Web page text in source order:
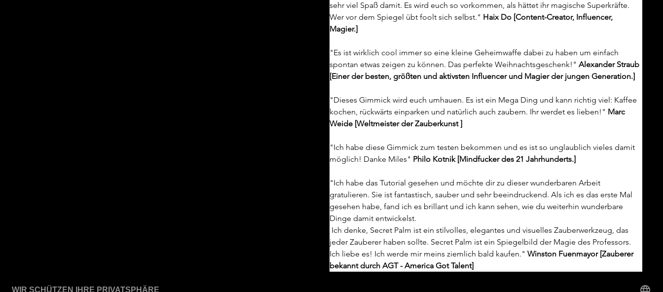
sehr viel Spaß damit. Es wird euch so vorkommen, als hättet ihr magische Superkräfte.
Wer vor dem Spiegel übt foolt sich selbst." Haix Do [Content-Creator, Influencer,
Magier.]
"Es ist wirklich cool immer so eine kleine Geheimwaffe dabei zu haben um einfach
spontan etwas zeigen zu können. Das perfekte Weihnachtsgeschenk!" Alexander Straub
[Einer der besten, größten und aktivsten Influencer und Magier der jungen Generation.]
"Dieses Gimmick wird euch umhauen. Es ist ein Mega Ding und kann richtig viel: Kaffee
kochen, rückwärts einparken und natürlich auch zaubern. Ihr werdet es lieben!" Marc
Weide [Weltmeister der Zauberkunst ]
"Ich habe diese Gimmick zum testen bekommen und es ist so unglaublich vieles damit
möglich! Danke Miles" Philo Kotnik [Mindfucker des 21 Jahrhunderts.]
"Ich habe das Tutorial gesehen und möchte dir zu dieser wunderbaren Arbeit
gratulieren. Sie ist fantastisch, sauber und sehr beeindruckend. Als ich es das erste Mal
gesehen habe, fand ich es brillant und ich kann sehen, wie du weiterhin wunderbare
Dinge damit entwickelst.
jeder Zauberer haben sollte. Secret Palm ist ein Spiegelbild der Magie des Professors.
Ich liebe es! Ich werde mir meins ziemlich bald kaufen." Winston Fuenmayor [Zauberer
bekannt durch AGT - America Got Talent]